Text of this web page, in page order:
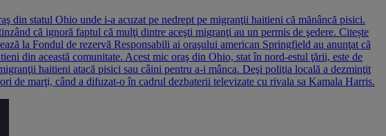
statul Ohio unde i-a acuzat pe nedrept pe migranţii haitieni că mănâncă pisici.
că ignoră faptul că mulţi dintre aceşti migranţi au un permis de şedere. Citește
la Fondul de rezervă Responsabili ai oraşului american Springfield au anunţat că
din această comunitate. Acest mic oraş din Ohio, stat în nord-estul ţării, este de
haitieni atacă pisici sau câini pentru a-i mânca. Deşi poliţia locală a dezminţit
de marţi, când a difuzat-o în cadrul dezbaterii televizate cu rivala sa Kamala Harris.